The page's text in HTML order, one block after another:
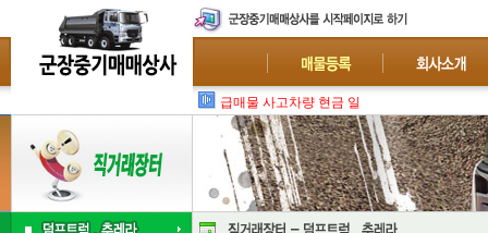
급매물 사고차량 현금 일시불 매입 :